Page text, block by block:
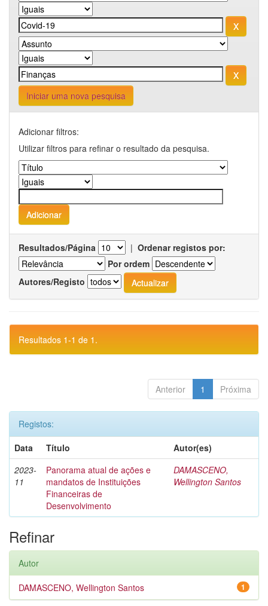
Iniciar uma nova pesquisa
Adicionar filtros:
Utilizar filtros para refinar o resultado da pesquisa.
Resultados/Página | Ordenar registos por:
Por ordem
Autores/Registo
Resultados 1-1 de 1.
Anterior 1 Próxima
Registos:
Data
Título
Autor(es)
2023-
11
Panorama atual de ações e
mandatos de Instituições
Financeiras de
Desenvolvimento
DAMASCENO,
Wellington Santos
Refinar
Autor
1
DAMASCENO, Wellington Santos